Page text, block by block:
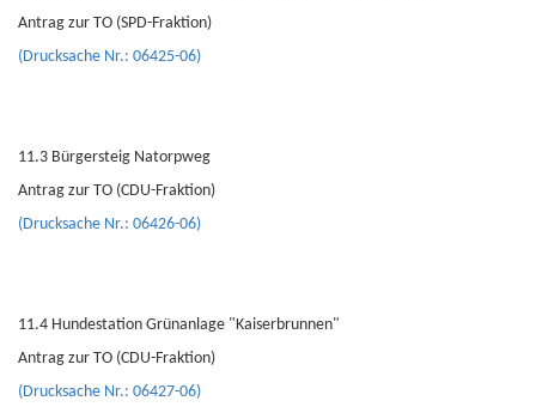
Antrag zur TO (SPD-Fraktion)
(Drucksache Nr.: 06425-06)
11.3 Bürgersteig Natorpweg
Antrag zur TO (CDU-Fraktion)
(Drucksache Nr.: 06426-06)
11.4 Hundestation Grünanlage "Kaiserbrunnen"
Antrag zur TO (CDU-Fraktion)
(Drucksache Nr.: 06427-06)